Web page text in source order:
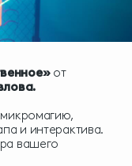
от
и интерактива.
вашего